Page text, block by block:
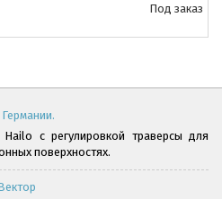
Под заказ
с регулировкой траверсы для
поверхностях.